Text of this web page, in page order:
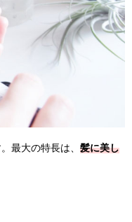
最大の特長は、 髪に美し